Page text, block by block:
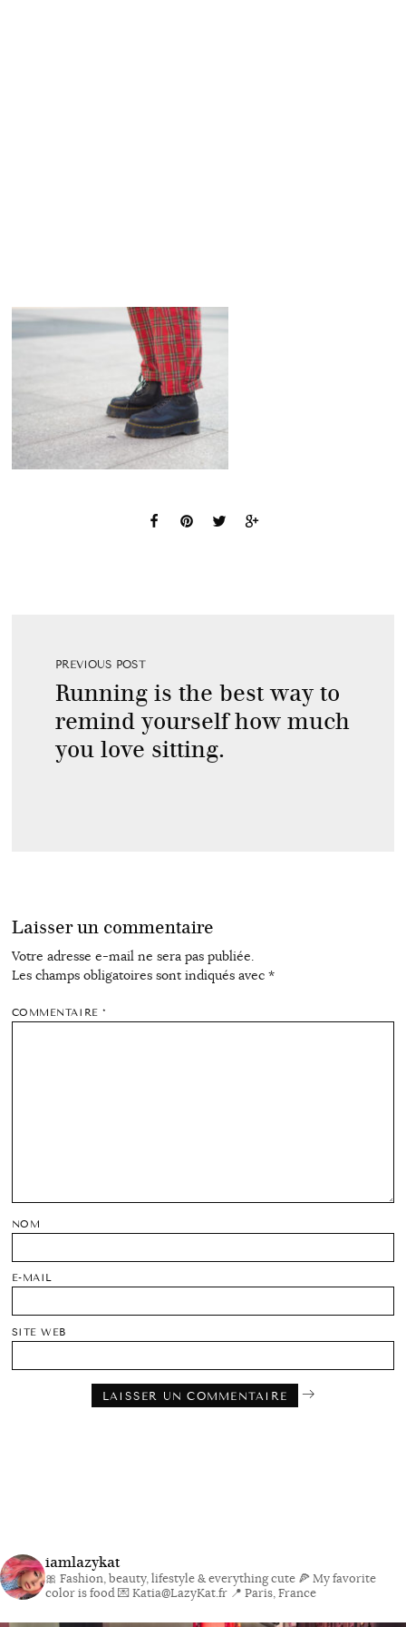
PREVIOUS POST
Running is the best way to
remind yourself how much
you love sitting.
Laisser un commentaire
Votre adresse e-mail ne sera pas publiée.
Les champs obligatoires sont indiqués avec *
COMMENTAIRE*
NOM
E-MAIL
SITE WEB
iamlazykat
🎀 Fashion, beauty, lifestyle & everything cute 🍕 My favorite
color is food💌 Katia@LazyKat.fr 📍 Paris, France